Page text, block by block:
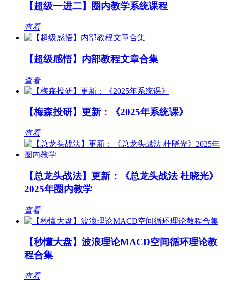
【超级一进二】圈内教学系统课程
查看
【超级感悟】内部教程文章合集
查看
【梅森投研】更新：《2025年系统课》
查看
【总龙头战法】更新：《总龙头战法 杜晓光》
2025年圈内教学
查看
【秒懂大盘】波浪理论MACD空间循环理论教
程合集
查看